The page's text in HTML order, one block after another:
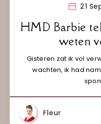
21
HMD Barbie
weten
Gisteren zat ik vol
wachten, ik had
Fleur